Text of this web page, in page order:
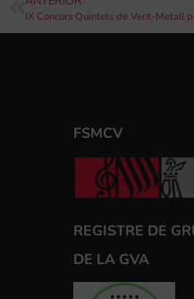
IX Concurs Quintets de Vent-Metall
FSMCV
REGISTRE DE
DE LA GVA